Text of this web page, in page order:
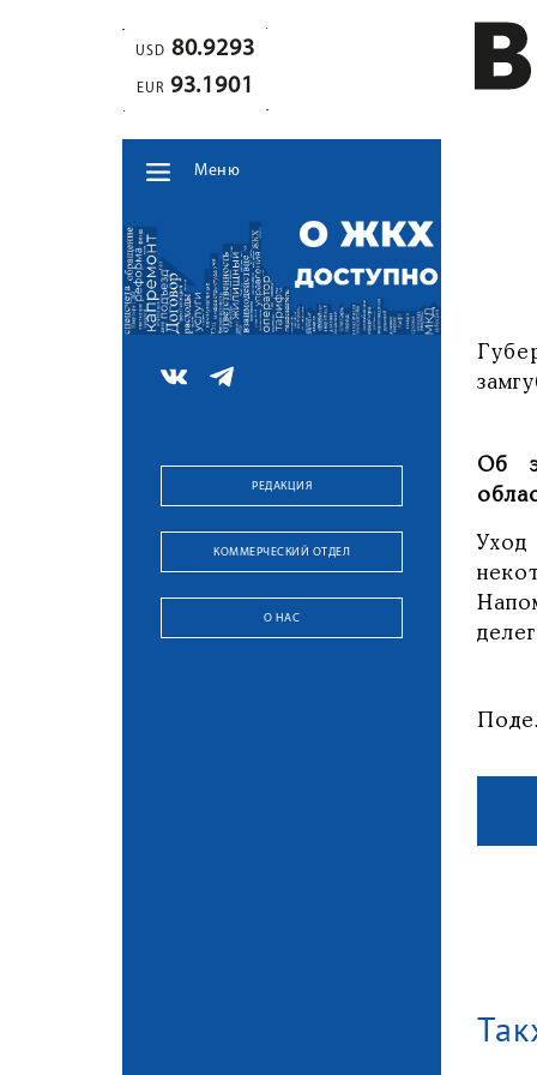
USD 80.9293
EUR 93.1901
Меню
РЕДАКЦИЯ
КОММЕРЧЕСКИЙ ОТДЕЛ
О НАС
Об
Уход